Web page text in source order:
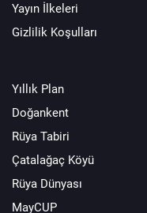
Yayın İlkeleri
Gizlilik Koşulları
Yıllık Plan
Doğankent
Rüya Tabiri
Çatalağaç Köyü
Rüya Dünyası
MayCUP